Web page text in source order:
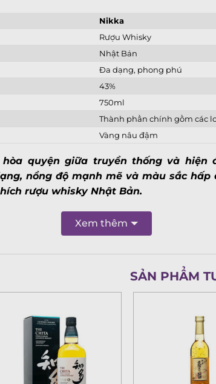
Nikka
Rượu Whisky
Nhật Bản
Đa dạng, phong phú
43%
750ml
Thành phần chính gồm các
Vàng nâu đậm
quyện giữa truyền thống và hiện
nồng độ mạnh mẽ và màu sắc hấp
rượu whisky Nhật Bản.
Xem thêm
SẢN PHẨM